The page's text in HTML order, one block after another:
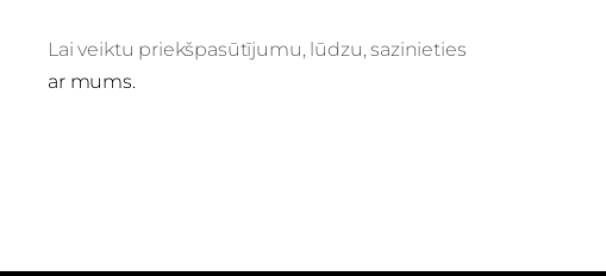
Lai veiktu priekšpasūtījumu, lūdzu, sazinieties
ar mums.